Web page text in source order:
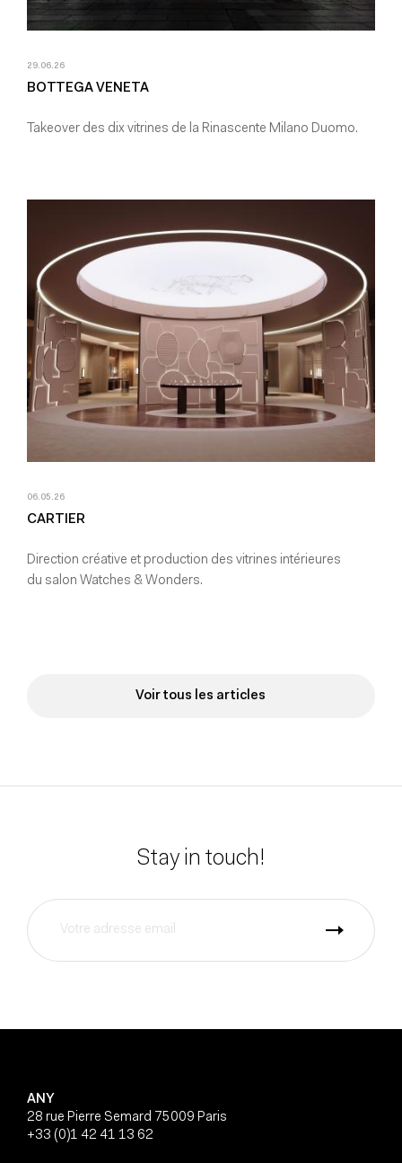
29.06.26
BOTTEGA VENETA
Takeover des dix vitrines de la Rinascente Milano Duomo.
06.05.26
CARTIER
Direction créative et production des vitrines intérieures
du salon Watches & Wonders.
Voir tous les articles
Stay in touch!
ANY
28 rue Pierre Semard 75009 Paris
+33 (0)1 42 41 13 62